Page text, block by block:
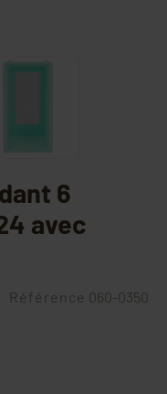
6
avec
Référence 060-0350